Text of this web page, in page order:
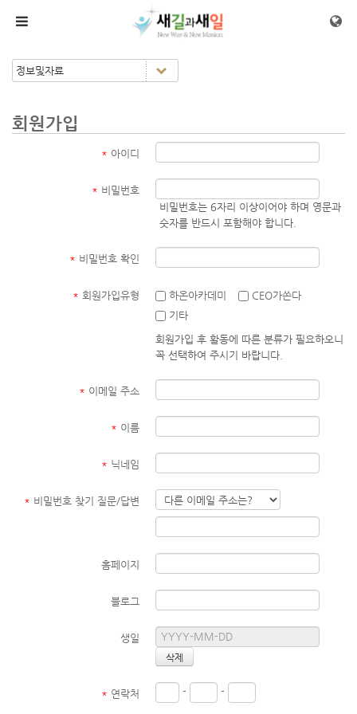
회원가입
* 아이디
* 비밀번호
비밀번호는 6자리 이상이어야 하며 영문과
숫자를 반드시 포함해야 합니다.
* 비밀번호 확인
* 회원가입유형 하온아카데미
CEO가쏜다
기타
회원가입 후 활동에 따른 분류가 필요하오니
꼭 선택하여 주시기 바랍니다.
* 이메일 주소
* 이름
* 닉네임
* 비밀번호 찾기 질문/답변
홈페이지
블로그
생일
* 연락처 - -